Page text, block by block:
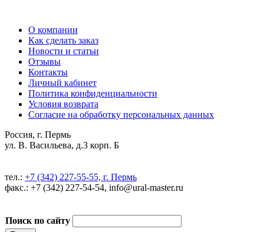
О компании
Как сделать заказ
Новости и статьи
Отзывы
Контакты
Личный кабинет
Политика конфиденциальности
Условия возврата
Согласие на обработку персональных данных
Россия, г. Пермь
ул. В. Васильева, д.3 корп. Б
тел.: +7 (342) 227-55-55, г. Пермь
факс.: +7 (342) 227-54-54, info@ural-master.ru
Поиск по сайту